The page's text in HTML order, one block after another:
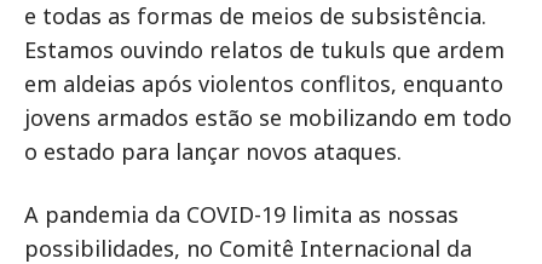
e todas as formas de meios de subsistência.
Estamos ouvindo relatos de tukuls que ardem
em aldeias após violentos conflitos, enquanto
jovens armados estão se mobilizando em todo
o estado para lançar novos ataques.
A pandemia da COVID-19 limita as nossas
possibilidades, no Comitê Internacional da